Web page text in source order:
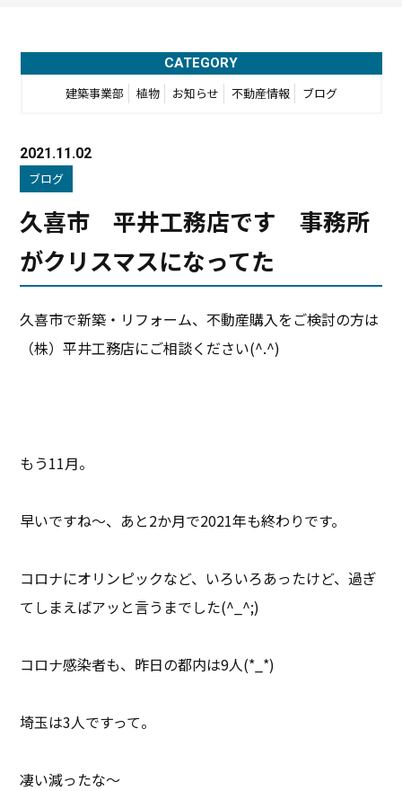
CATEGORY
建築事業部 植物 お知らせ 不動産情報 ブログ
2021.11.02
ブログ
久喜市 平井工務店です 事務所
がクリスマスになってた
久喜市で新築・リフォーム、不動産購入をご検討の方は
（株）平井工務店にご相談ください(^.^)
もう11月。
早いですね～、あと2か月で2021年も終わりです。
コロナにオリンピックなど、いろいろあったけど、過ぎ
てしまえばアッと言うまでした(^_^;)
コロナ感染者も、昨日の都内は9人(*_*)
埼玉は3人ですって。
凄い減ったな～